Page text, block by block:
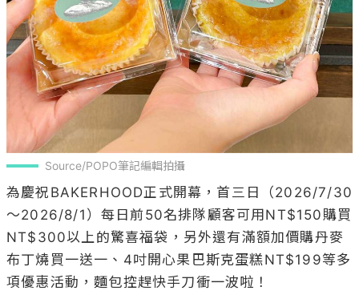
Source/POPO筆記編輯拍攝
為慶祝BAKERHOOD正式開幕，首三日（2026/7/30
～2026/8/1）每日前50名排隊顧客可用NT$150購買
NT$300以上的驚喜福袋，另外還有滿額加價購丹麥
布丁燒買一送一、4吋開心果巴斯克蛋糕NT$199等多
項優惠活動，麵包控趕快手刀衝一波啦！